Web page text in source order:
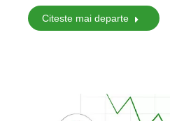
Citeste mai departe